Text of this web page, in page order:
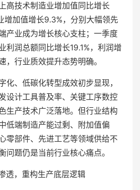
高技术制造业增加值同比增长
增加值增长9.3%，分别大幅领先
产业成为增长核心支柱；一季度
利润总额同比增长19.1%，利润增
，行业质效提升态势明确。
化、低碳化转型成效初步显现，
设计工具普及率、关键工序数控
生产技术广泛落地。但行业结构
低端制造产能过剩、附加值偏
零部件、先进工艺等领域供给不
问题仍是当前行业核心痛点。
透，重构生产底层逻辑